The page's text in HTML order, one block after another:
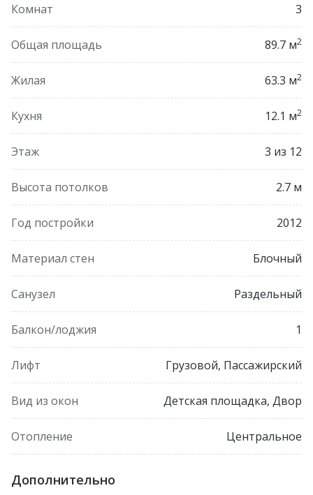
Комнат 3
Общая площадь 89.7 м2
Жилая 63.3 м2
Кухня 12.1 м2
Этаж 3 из 12
Высота потолков 2.7 м
Год постройки 2012
Материал стен Блочный
Санузел Раздельный
Балкон/лоджия 1
Лифт Грузовой, Пассажирский
Вид из окон Детская площадка, Двор
Отопление Центральное
Дополнительно